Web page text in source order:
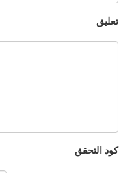
تعليق
كود التحقق